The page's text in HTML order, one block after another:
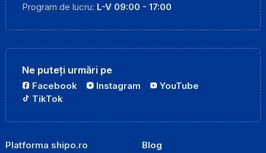
Program de lucru: L-V 09:00 - 17:00
Ne puteți urmări pe
Facebook Instagram
YouTube
TikTok
Platforma shipo.ro
Blog